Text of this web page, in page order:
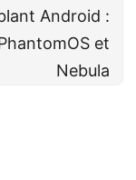
Android :
et
Nebula